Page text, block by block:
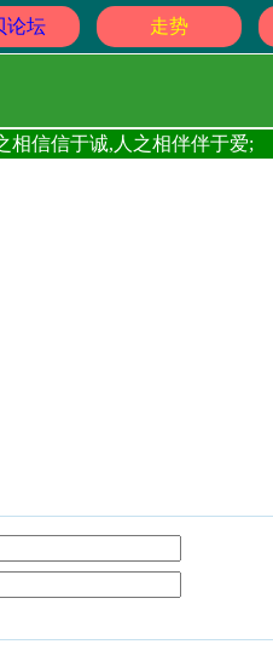
论坛 走势
相信信于诚,人之相伴伴于爱;